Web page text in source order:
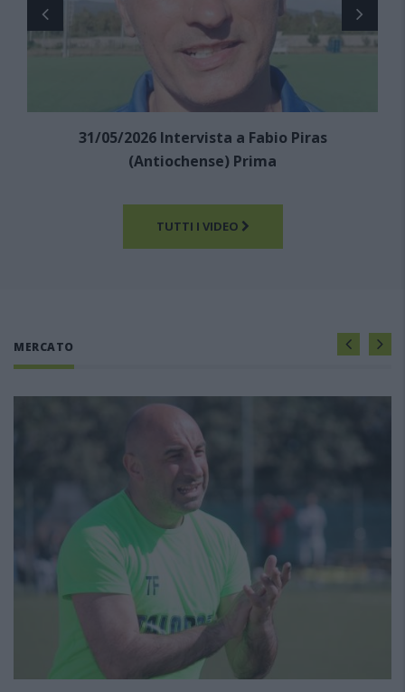
31/05/2026 Intervista a Fabio Piras
(Antiochense) Prima
TUTTI I VIDEO
MERCATO